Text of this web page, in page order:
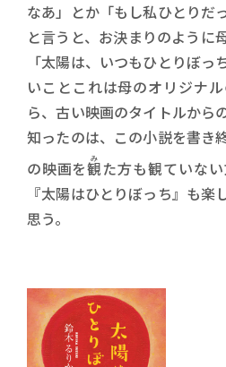
なあ」とか「もし私ひとりだ
と言うと、お決まりのように
「太陽は、いつもひとりぼ
いことこれは母のオリジナ
ら、古い映画のタイトルから
知ったのは、この小説を書き
の映画を観
み
た方も観ていな
『太陽はひとりぼっち』も楽
思う。